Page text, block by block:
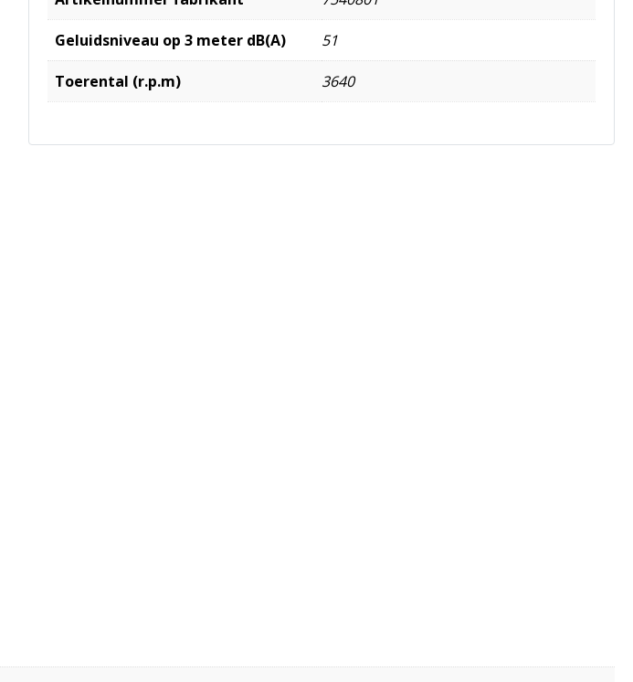
Geluidsniveau op 3 meter dB(A) 51
Toerental (r.p.m) 3640